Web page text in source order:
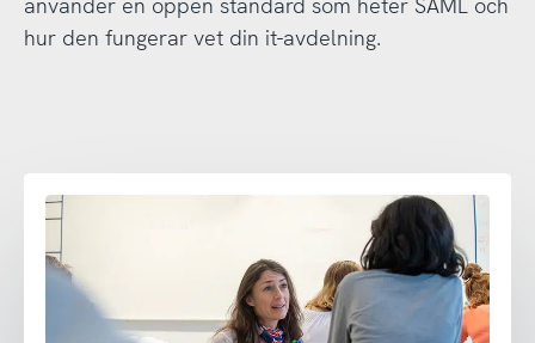
hur den fungerar vet din it-avdelning.